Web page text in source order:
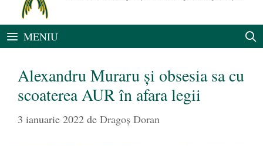
MENIU
Alexandru Muraru și obsesia sa cu
scoaterea AUR în afara legii
3 ianuarie 2022 de Dragoș Doran